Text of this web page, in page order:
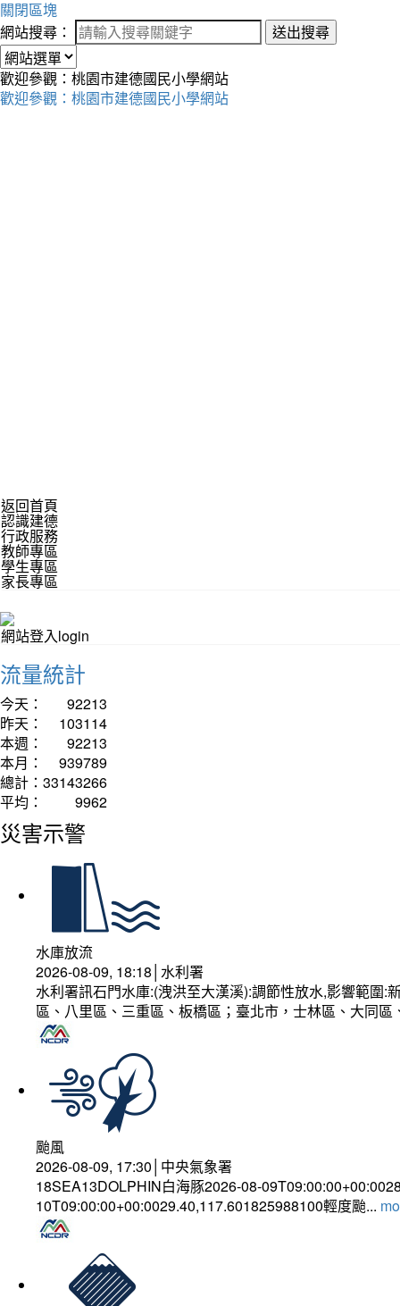
關閉區塊
網站搜尋：
送出搜尋
歡迎參觀：桃園市建德國民小學網站
歡迎參觀：桃園市建德國民小學網站
返回首頁
認識建德
行政服務
教師專區
學生專區
家長專區
網站登入login
流量統計
今天：
92213
昨天：
103114
本週：
92213
本月：
939789
總計： 33143266
平均：
9962
災害示警
水庫放流
2026-08-09, 18:18│水利署
水利署訊石門水庫:(洩洪至大漢溪):調節性放水,影響範圍
區、八里區、三重區、板橋區；臺北市，士林區、大同
颱風
2026-08-09, 17:30│中央氣象署
18SEA13DOLPHIN白海豚2026-08-
10T09:00:00+00:0029.40,117.601825988100輕度颱...